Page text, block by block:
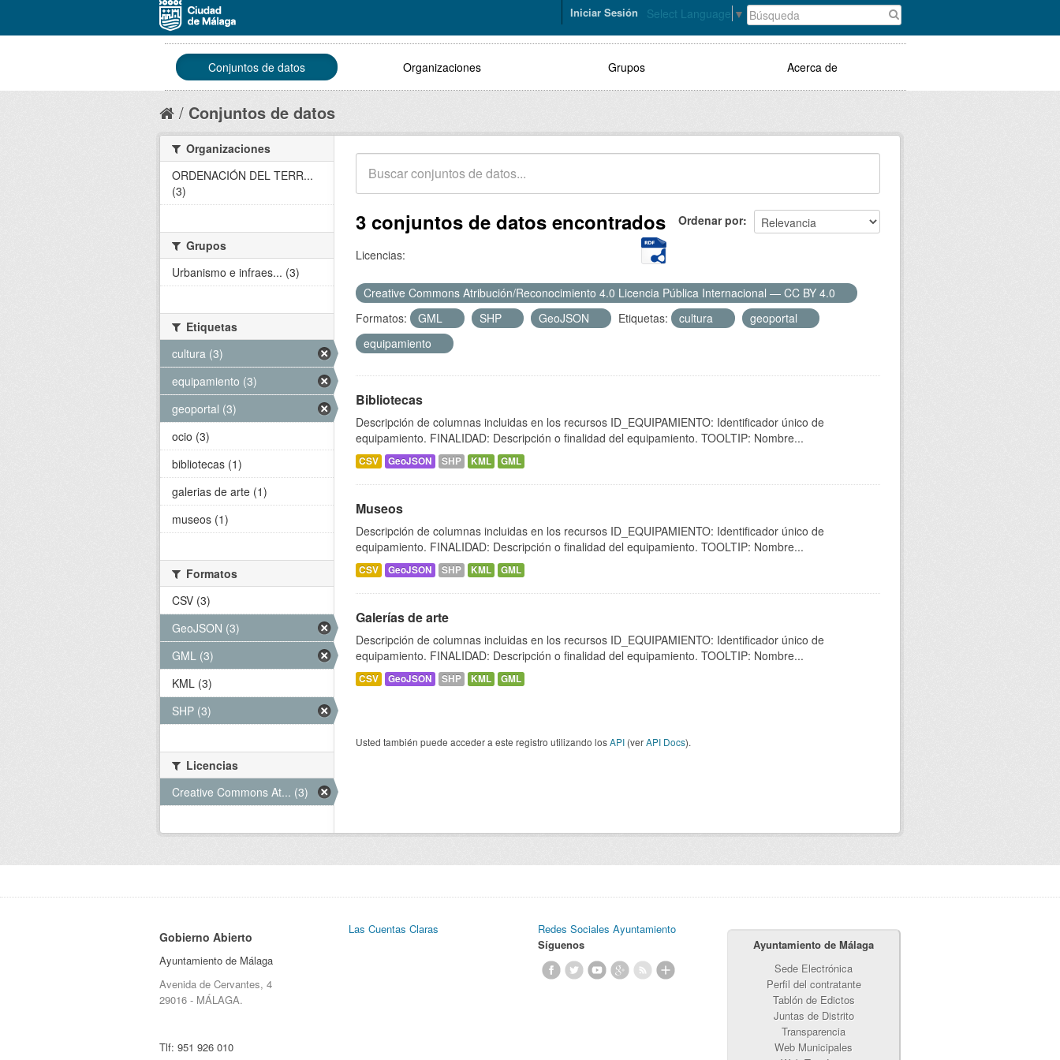
Select Language ▼
Iniciar Sesión
Conjuntos de datos Organizaciones Grupos Acerca de
Conjuntos de datos
Ordenar por
3 conjuntos de datos encontrados
Licencias:
Creative Commons Atribución/Reconocimiento 4.0 Licencia Pública Internacional — CC BY 4.0
Formatos:
GML SHP GeoJSON Etiquetas: cultura
geoportal
equipamiento
Bibliotecas
Descripción de columnas incluidas en los recursos ID_EQUIPAMIENTO: Identificador único de
equipamiento. FINALIDAD: Descripción o finalidad del equipamiento. TOOLTIP: Nombre...
CSV GeoJSON SHP KML GML
Museos
Descripción de columnas incluidas en los recursos ID_EQUIPAMIENTO: Identificador único de
equipamiento. FINALIDAD: Descripción o finalidad del equipamiento. TOOLTIP: Nombre...
CSV GeoJSON SHP KML GML
Galerías de arte
Descripción de columnas incluidas en los recursos ID_EQUIPAMIENTO: Identificador único de
equipamiento. FINALIDAD: Descripción o finalidad del equipamiento. TOOLTIP: Nombre...
CSV GeoJSON SHP KML GML
Usted también puede acceder a este registro utilizando losAPI (verAPI Docs).
Organizaciones
ORDENACIÓN DEL TERR...
(3)
Grupos
Urbanismo e infraes... (3)
Etiquetas
cultura (3)
equipamiento (3)
geoportal (3)
ocio (3)
bibliotecas (1)
galerias de arte (1)
museos (1)
Formatos
CSV (3)
GeoJSON (3)
GML (3)
KML (3)
SHP (3)
Licencias
Creative Commons At... (3)
Gobierno Abierto
Ayuntamiento de Málaga
Avenida de Cervantes, 4
29016 - MÁLAGA.
Tlf: 951 926 010
Las Cuentas Claras
Redes Sociales Ayuntamiento
Síguenos
Ayuntamiento de Málaga
Sede Electrónica
Perfil del contratante
Tablón de Edictos
Juntas de Distrito
Transparencia
Web Municipales